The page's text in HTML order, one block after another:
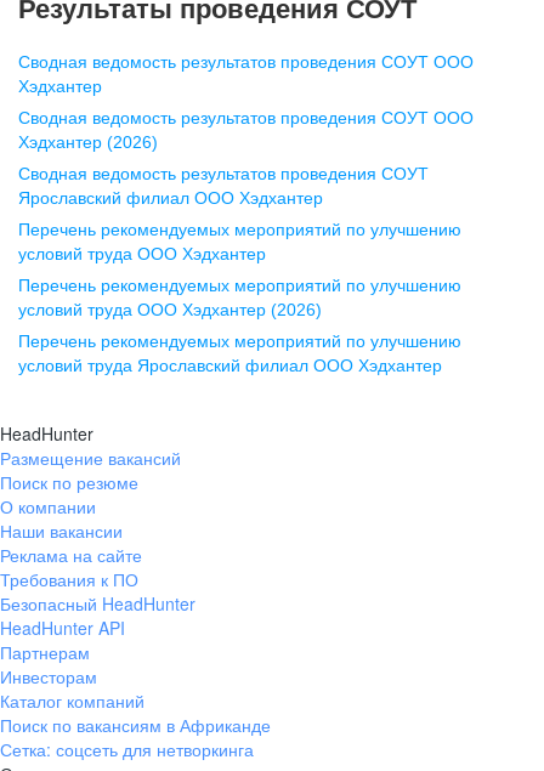
pr@nn.hh.ru
Воронеж
ул. Комиссаржевской, д. 10,
офис 1212
+7 473 280-05-05
pr@vrn.hh.ru
ул. Спартаковская, д. 2А, этаж 3,
помещение 15
+7 843 212-12-50
Екатеринбург
ул. Боевых Дружин, стр. 20,
+7 343 226-79-99
pr@ural.hh.ru
ул. Янковского, д. 169, 7 этаж,
706 каб.
+7 861 205-55-57
Результаты проведения СОУТ
Сводная ведомость результатов проведения СОУТ ООО
Хэдхантер
Сводная ведомость результатов проведения СОУТ ООО
Хэдхантер (2026)
Сводная ведомость результатов проведения СОУТ
Ярославский филиал ООО Хэдхантер
Перечень рекомендуемых мероприятий по улучшению
условий труда ООО Хэдхантер
Перечень рекомендуемых мероприятий по улучшению
условий труда ООО Хэдхантер (2026)
Перечень рекомендуемых мероприятий по улучшению
условий труда Ярославский филиал ООО Хэдхантер
HeadHunter
Размещение вакансий
Поиск по резюме
О компании
Наши вакансии
Реклама на сайте
Требования к ПО
Безопасный HeadHunter
HeadHunter API
Партнерам
Инвесторам
Каталог компаний
Поиск по вакансиям в Африканде
Сетка: соцсеть для нетворкинга